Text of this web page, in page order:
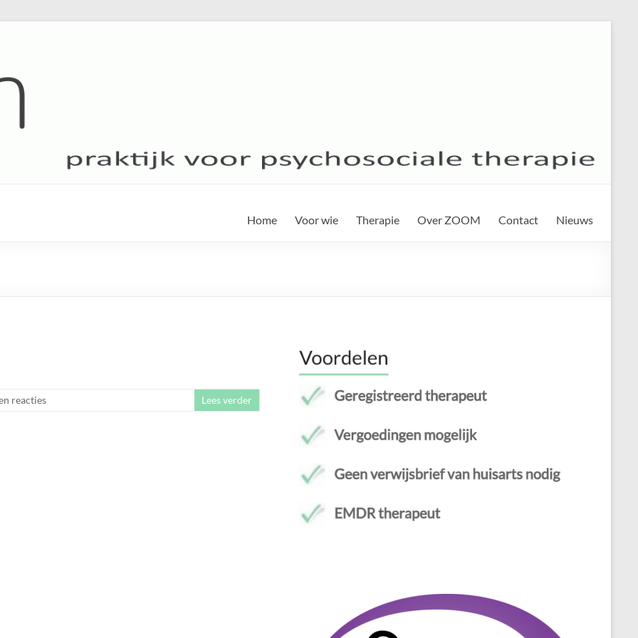
Home Voor wie Therapie Over ZOOM Contact Nieuws
reacties Lees verder